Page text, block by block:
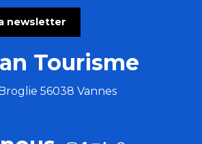
newsletter
Tourisme
56038 Vannes